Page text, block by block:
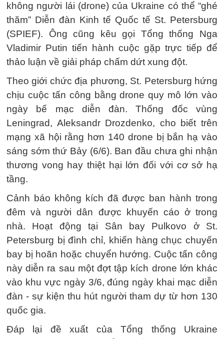
không người lái (drone) của Ukraine có thể “ghé
thăm” Diễn đàn Kinh tế Quốc tế St. Petersburg
(SPIEF). Ông cũng kêu gọi Tổng thống Nga
Vladimir Putin tiến hành cuộc gặp trực tiếp để
thảo luận về giải pháp chấm dứt xung đột.
Theo giới chức địa phương, St. Petersburg hứng
chịu cuộc tấn công bằng drone quy mô lớn vào
ngày bế mạc diễn đàn. Thống đốc vùng
Leningrad, Aleksandr Drozdenko, cho biết trên
mạng xã hội rằng hơn 140 drone bị bắn hạ vào
sáng sớm thứ Bảy (6/6). Ban đầu chưa ghi nhận
thương vong hay thiệt hại lớn đối với cơ sở hạ
tầng.
Cảnh báo không kích đã được ban hành trong
đêm và người dân được khuyến cáo ở trong
nhà. Hoạt động tại Sân bay Pulkovo ở St.
Petersburg bị đình chỉ, khiến hàng chục chuyến
bay bị hoãn hoặc chuyển hướng. Cuộc tấn công
này diễn ra sau một đợt tập kích drone lớn khác
vào khu vực ngày 3/6, đúng ngày khai mạc diễn
đàn - sự kiện thu hút người tham dự từ hơn 130
quốc gia.
Đáp lại đề xuất của Tổng thống Ukraine